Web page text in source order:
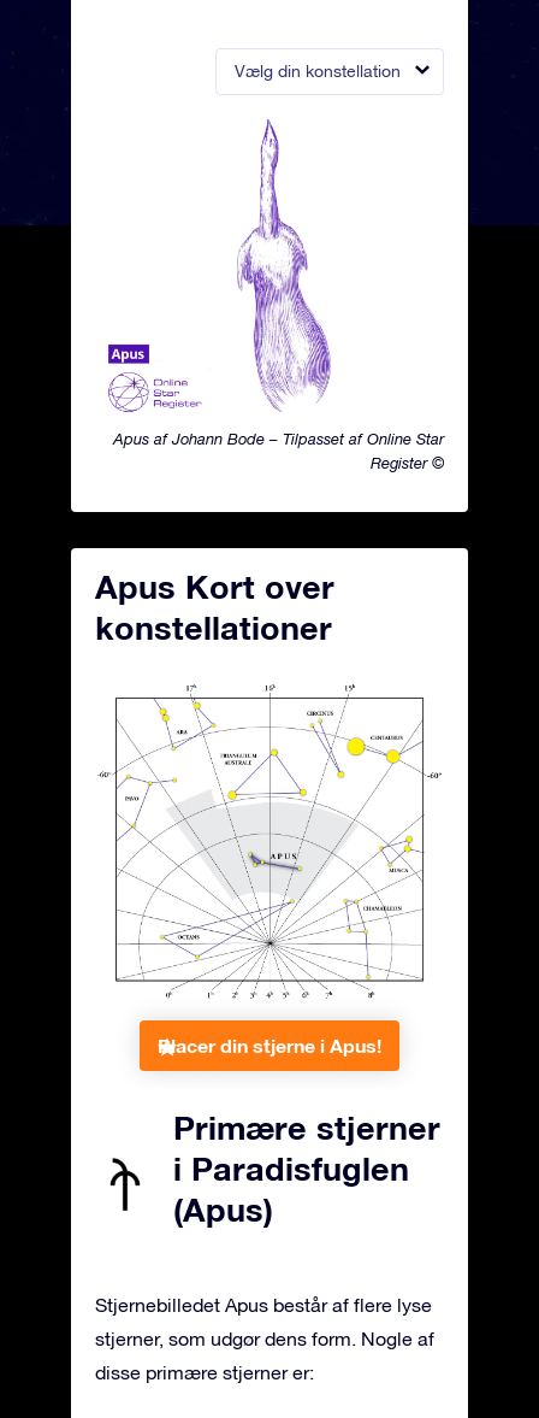
Vælg din konstellation
Apus af Johann Bode – Tilpasset af Online Star
Register ©
Apus Kort over
konstellationer
Placer din stjerne i Apus!
Primære stjerner
i Paradisfuglen
(Apus)
Stjernebilledet Apus består af flere lyse
stjerner, som udgør dens form. Nogle af
disse primære stjerner er: